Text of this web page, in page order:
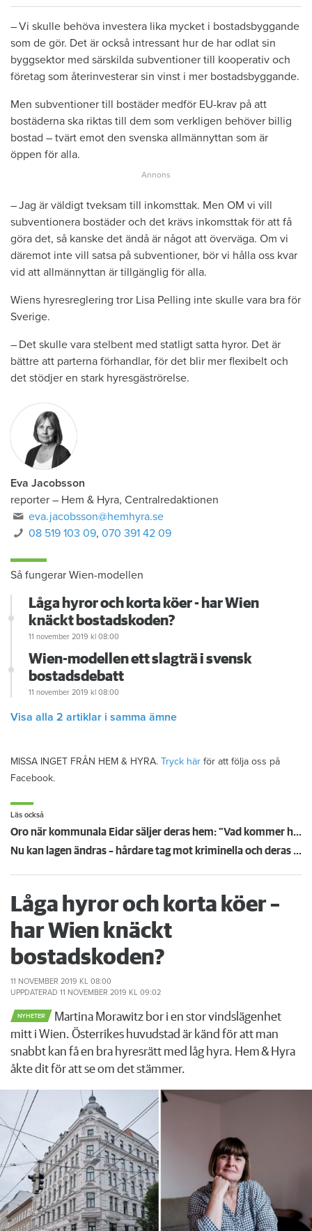
– Vi skulle behöva investera lika mycket i bostadsbyggande
som de gör. Det är också intressant hur de har odlat sin
byggsektor med särskilda subventioner till kooperativ och
företag som återinvesterar sin vinst i mer bostadsbyggande.
Men subventioner till bostäder medför EU-krav på att
bostäderna ska riktas till dem som verkligen behöver billig
bostad – tvärt emot den svenska allmännyttan som är
öppen för alla.
– Jag är väldigt tveksam till inkomsttak. Men OM vi vill
subventionera bostäder och det krävs inkomsttak för att få
göra det, så kanske det ändå är något att överväga. Om vi
däremot inte vill satsa på subventioner, bör vi hålla oss kvar
vid att allmännyttan är tillgänglig för alla.
Wiens hyresreglering tror Lisa Pelling inte skulle vara bra för
Sverige.
– Det skulle vara stelbent med statligt satta hyror. Det är
bättre att parterna förhandlar, för det blir mer flexibelt och
det stödjer en stark hyresgäströrelse.
Eva Jacobsson
reporter – Hem & Hyra, Centralredaktionen
eva.jacobsson@hemhyra.se
08 519 103 09,070 391 42 09
Så fungerar Wien-modellen
Låga hyror och korta köer - har Wien
knäckt bostadskoden?
11 november 2019 kl 08:00
Wien-modellen ett slagträ i svensk
bostadsdebatt
11 november 2019 kl 08:00
Visa alla 2 artiklar i samma ämne
MISSA INGET FRÅN HEM & HYRA. Tryck här för att följa oss på
Facebook.
Läs också
Oro när kommunala Eidar säljer deras hem: "Vad kommer hända med hyran?"
Nu kan lagen ändras – hårdare tag mot kriminella och deras föräldrar
Låga hyror och korta köer –
har Wien knäckt
bostadskoden?
11 NOVEMBER 2019 KL 08:00
UPPDATERAD 11 NOVEMBER 2019 KL 09:02
NYHETER
Martina Morawitz bor i en stor vindslägenhet
mitt i Wien. Österrikes huvudstad är känd för att man
snabbt kan få en bra hyresrätt med låg hyra. Hem & Hyra
åkte dit för att se om det stämmer.